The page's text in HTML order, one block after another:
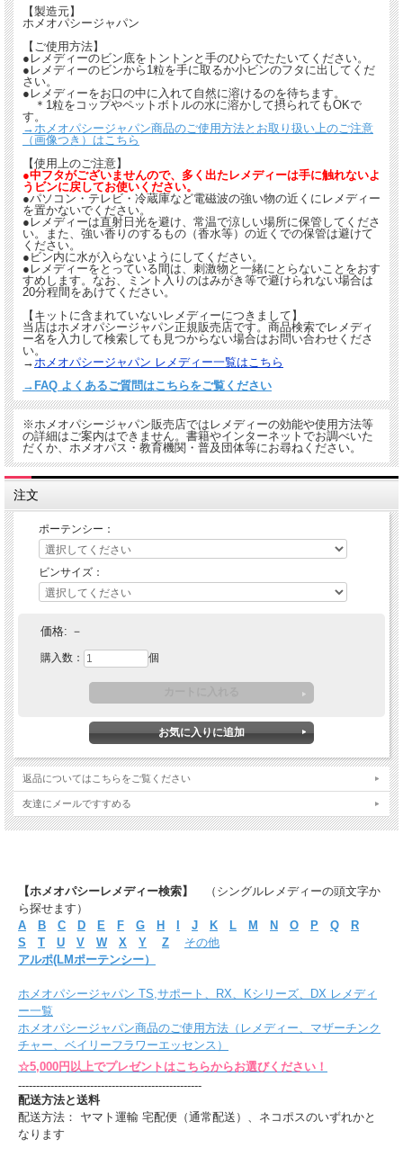
【製造元】
ホメオパシージャパン
【ご使用方法】
●レメディーのビン底をトントンと手のひらでたたいてください。
●レメディーのビンから1粒を手に取るか小ビンのフタに出してくだ
さい。
●レメディーをお口の中に入れて自然に溶けるのを待ちます。
＊1粒をコップやペットボトルの水に溶かして摂られてもOKで
す。
→ホメオパシージャパン商品のご使用方法とお取り扱い上のご注意
（画像つき）はこちら
【使用上のご注意】
●中フタがございませんので、多く出たレメディーは手に触れないよ
うビンに戻してお使いください。
●パソコン・テレビ・冷蔵庫など電磁波の強い物の近くにレメディー
を置かないでください。
●レメディーは直射日光を避け、常温で涼しい場所に保管してくださ
い。また、強い香りのするもの（香水等）の近くでの保管は避けて
ください。
●ビン内に水が入らないようにしてください。
●レメディーをとっている間は、刺激物と一緒にとらないことをおす
すめします。なお、ミント入りのはみがき等で避けられない場合は
20分程間をあけてください。
【キットに含まれていないレメディーにつきまして】
当店はホメオパシージャパン正規販売店です。商品検索でレメディ
ー名を入力して検索しても見つからない場合はお問い合わせくださ
い。
→ホメオパシージャパン レメディー一覧はこちら
→FAQ よくあるご質問はこちらをご覧ください
※ホメオパシージャパン販売店ではレメディーの効能や使用方法等
の詳細はご案内はできません。書籍やインターネットでお調べいた
だくか、ホメオパス・教育機関・普及団体等にお尋ねください。
注文
ポーテンシー：
ビンサイズ：
価格: －
購入数： 個
返品についてはこちらをご覧ください
友達にメールですすめる
【ホメオパシーレメディー検索】
（シングルレメディーの頭文字か
ら探せます）
A
B C D E F G H J K L M N O P Q
R
S
T U V W X Y Z
その他
アルポ(LMポーテンシー）
ホメオパシージャパン TS,サポート、RX、Kシリーズ、DX レメディ
ー一覧
ホメオパシージャパン商品のご使用方法（レメディー、マザーチンク
チャー、ベイリーフラワーエッセンス）
☆5,000円以上でプレゼントはこちらからお選びください！
---------------------------------------------------
配送方法と送料
配送方法： ヤマト運輸 宅配便（通常配送）、ネコポスのいずれかと
なります